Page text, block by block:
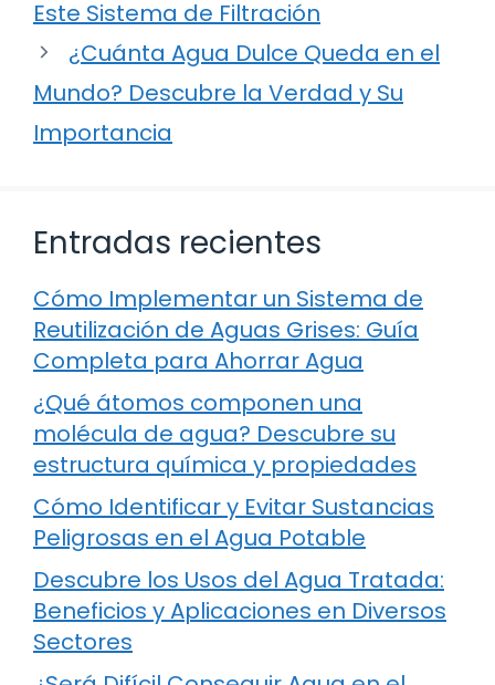
Este Sistema de Filtración
¿Cuánta Agua Dulce Queda en el
Mundo? Descubre la Verdad y Su
Importancia
Entradas recientes
Cómo Implementar un Sistema de
Reutilización de Aguas Grises: Guía
Completa para Ahorrar Agua
¿Qué átomos componen una
molécula de agua? Descubre su
estructura química y propiedades
Cómo Identificar y Evitar Sustancias
Peligrosas en el Agua Potable
Descubre los Usos del Agua Tratada:
Beneficios y Aplicaciones en Diversos
Sectores